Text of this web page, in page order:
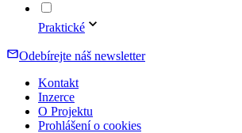
Praktické
Odebírejte náš newsletter
Kontakt
Inzerce
O Projektu
Prohlášení o cookies